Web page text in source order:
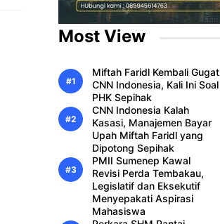
Most View
Miftah Faridl Kembali Gugat
CNN Indonesia, Kali Ini Soal
PHK Sepihak
CNN Indonesia Kalah
Kasasi, Manajemen Bayar
Upah Miftah Faridl yang
Dipotong Sepihak
PMII Sumenep Kawal
Revisi Perda Tembakau,
Legislatif dan Eksekutif
Menyepakati Aspirasi
Mahasiswa